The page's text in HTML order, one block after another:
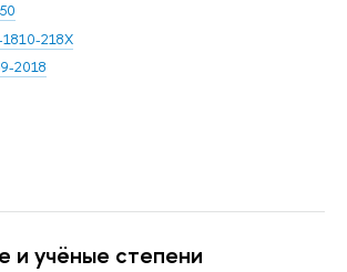
218X
2018
и учёные степени